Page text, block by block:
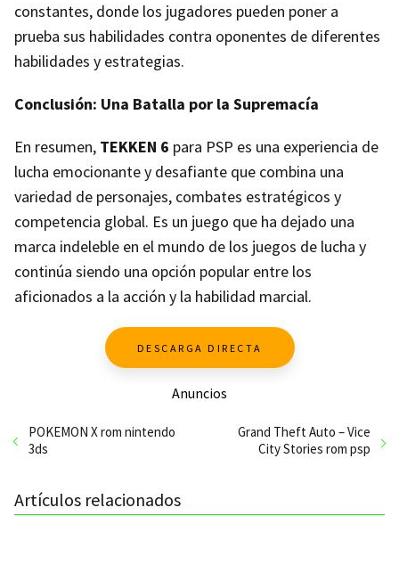
constantes, donde los jugadores pueden poner a
prueba sus habilidades contra oponentes de diferentes
habilidades y estrategias.
Conclusión: Una Batalla por la Supremacía
En resumen, TEKKEN 6 para PSP es una experiencia de
lucha emocionante y desafiante que combina una
variedad de personajes, combates estratégicos y
competencia global. Es un juego que ha dejado una
marca indeleble en el mundo de los juegos de lucha y
continúa siendo una opción popular entre los
aficionados a la acción y la habilidad marcial.
DESCARGA DIRECTA
Anuncios
POKEMON X rom nintendo
3ds
Grand Theft Auto – Vice
City Stories rom psp
Artículos relacionados